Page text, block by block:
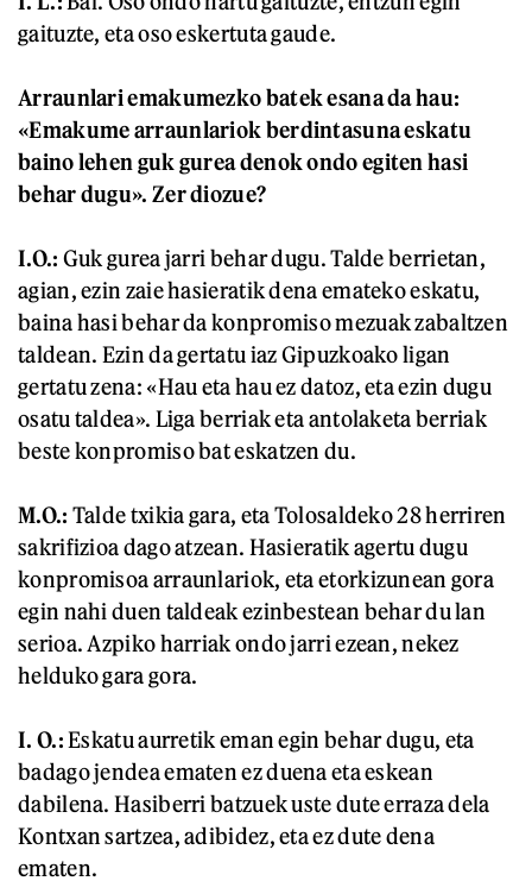
gaituzte, eta oso eskertuta gaude.
Arraunlari emakumezko batek esana da hau:
«Emakume arraunlariok berdintasuna eskatu
baino lehen guk gurea denok ondo egiten hasi
behar dugu». Zer diozue?
I.O.: Guk gurea jarri behar dugu. Talde berrietan,
agian, ezin zaie hasieratik dena emateko eskatu,
baina hasi behar da konpromiso mezuak zabaltzen
taldean. Ezin da gertatu iaz Gipuzkoako ligan
gertatu zena: «Hau eta hau ez datoz, eta ezin dugu
osatu taldea». Liga berriak eta antolaketa berriak
beste konpromiso bat eskatzen du.
M.O.: Talde txikia gara, eta Tolosaldeko 28 herriren
sakrifizioa dago atzean. Hasieratik agertu dugu
konpromisoa arraunlariok, eta etorkizunean gora
egin nahi duen taldeak ezinbestean behar du lan
serioa. Azpiko harriak ondo jarri ezean, nekez
helduko gara gora.
I. O.:Eskatu aurretik eman egin behar dugu, eta
badago jendea ematen ez duena eta eskean
dabilena. Hasiberri batzuek uste dute erraza dela
Kontxan sartzea, adibidez, eta ez dute dena
ematen.